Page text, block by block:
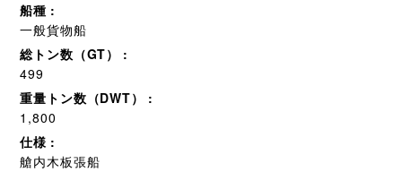
船種
一般貨物船
総トン数（GT）
499
重量トン数（DWT）
1,800
仕様
艙内木板張船